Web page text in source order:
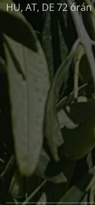
HU, AT, DE 72